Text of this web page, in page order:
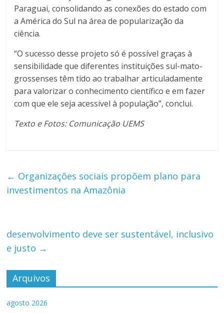
Paraguai, consolidando as conexões do estado com
a América do Sul na área de popularização da
ciência.
“O sucesso desse projeto só é possível graças à
sensibilidade que diferentes instituições sul-mato-
grossenses têm tido ao trabalhar articuladamente
para valorizar o conhecimento científico e em fazer
com que ele seja acessível à população”, conclui.
Texto e Fotos: Comunicação UEMS
← Organizações sociais propõem plano para
investimentos na Amazônia
desenvolvimento deve ser sustentável, inclusivo
e justo →
Arquivos
agosto 2026